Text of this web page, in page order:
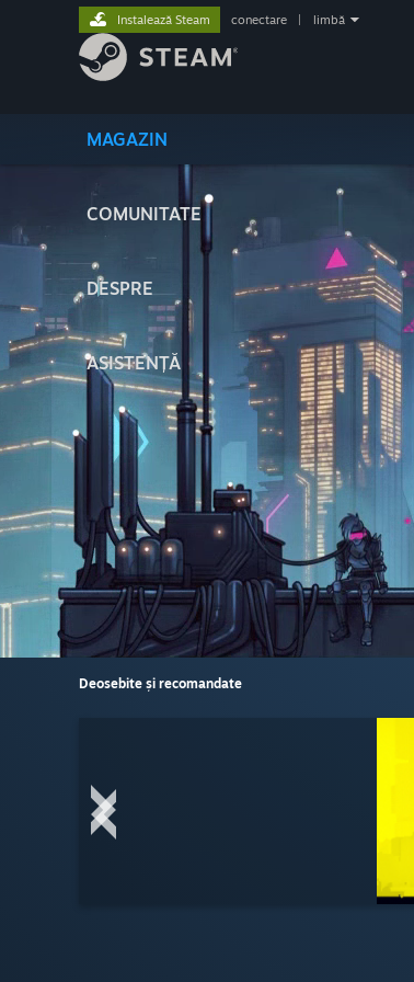
MAGAZIN
COMUNITATE
DESPRE
ASISTENȚĂ
Instalează Steam conectare limbă
Deosebite și recomandate